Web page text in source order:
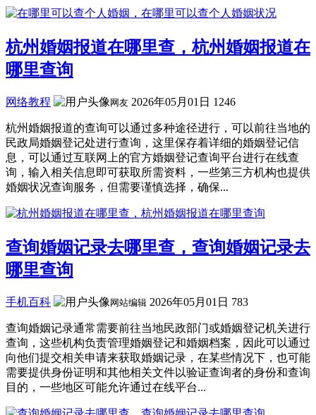
杭州婚姻报道在哪里查，杭州婚姻报道在
哪里查询
网络教程 网友 2026年05月01日 1246
杭州婚姻报道的查询可以通过多种途径进行，可以前往当地的
民政局婚姻登记处进行查询，这里保存着详细的婚姻登记信
息，可以通过互联网上的官方婚姻登记查询平台进行在线查
询，输入相关信息即可获取所需资料，一些第三方机构也提供
婚姻状况查询服务，但需要谨慎选择，确保...
查询婚姻记录去哪里查，查询婚姻记录去
哪里查询
手机百科 网站编辑 2026年05月01日 783
查询婚姻记录通常需要前往当地民政部门或婚姻登记机关进行
查询，这些机构负责管理婚姻登记和婚姻档案，因此可以通过
向他们提交相关申请来获取婚姻记录，在某些情况下，也可能
需要提供身份证明和其他相关文件以验证查询者的身份和查询
目的，一些地区可能允许通过在线平台...